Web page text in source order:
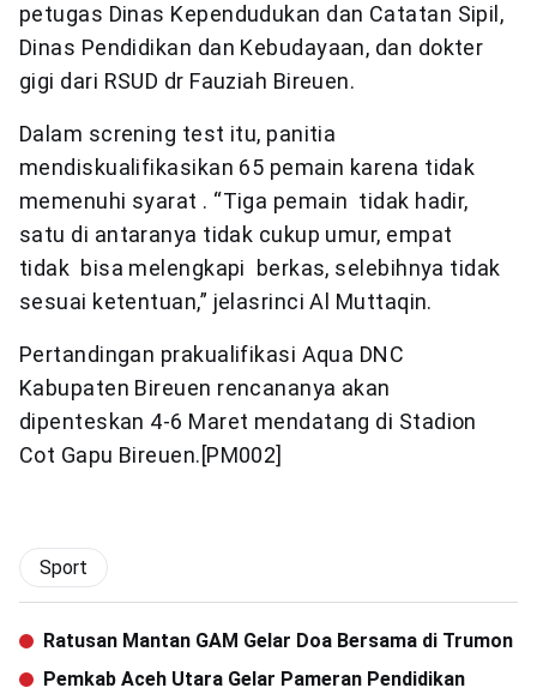
petugas Dinas Kependudukan dan Catatan Sipil,
Dinas Pendidikan dan Kebudayaan, dan dokter
gigi dari RSUD dr Fauziah Bireuen.
Dalam screning test itu, panitia
mendiskualifikasikan 65 pemain karena tidak
memenuhi syarat . “Tiga pemain tidak hadir,
satu di antaranya tidak cukup umur, empat
tidak bisa melengkapi berkas, selebihnya tidak
sesuai ketentuan,” jelasrinci Al Muttaqin.
Pertandingan prakualifikasi Aqua DNC
Kabupaten Bireuen rencananya akan
dipenteskan 4-6 Maret mendatang di Stadion
Cot Gapu Bireuen.[PM002]
Sport
Ratusan Mantan GAM Gelar Doa Bersama di Trumon
Pemkab Aceh Utara Gelar Pameran Pendidikan